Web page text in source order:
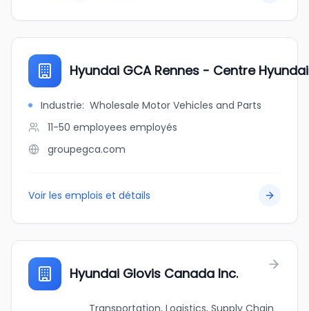
Hyundai GCA Rennes - Centre
Industrie: Wholesale Motor Vehicles and Parts
11-50 employees employés
groupegca.com
Voir les emplois et détails
Hyundai Glovis Canada Inc.
Transportation, Logistics, Supply Chain